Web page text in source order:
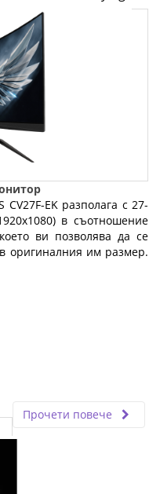
EK разполага с 27-
в съотношение
ви позволява да се
оригиналния им размер.
Прочети повече